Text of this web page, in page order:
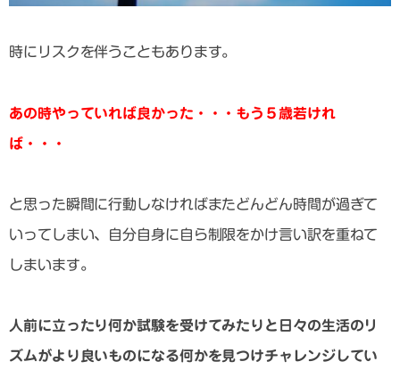
時にリスクを伴うこともあります。
あの時やっていれば良かった・・・もう５歳若けれ
ば・・・
と思った瞬間に行動しなければまたどんどん時間が過ぎて
いってしまい、自分自身に自ら制限をかけ言い訳を重ねて
しまいます。
人前に立ったり何か試験を受けてみたりと日々の生活のリ
ズムがより良いものになる何かを見つけチャレンジしてい